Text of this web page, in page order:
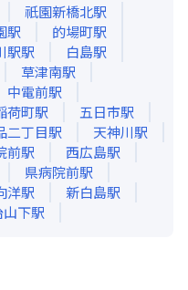
祇園新橋北駅
駅 的場町駅
駅駅 白島駅
草津南駅
中電前駅
荷町駅 五日市駅
二丁目駅 天神川駅
前駅 西広島駅
県病院前駅
洋駅 新白島駅
山下駅